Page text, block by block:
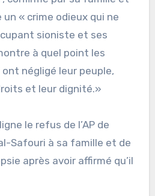
« crime odieux qui ne
sioniste et ses
à quel point les
négligé leur peuple,
et leur dignité.»
le refus de l’AP de
Safouri à sa famille et de
après avoir affirmé qu’il